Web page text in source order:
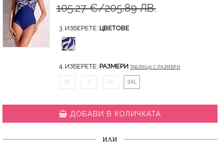
105.27 €/205.89 ЛВ.
3. ИЗБЕРЕТЕ: ЦВЕТОВЕ
4. ИЗБЕРЕТЕ: РАЗМЕРИ ТАБЛИЦА С РАЗМЕРИ
M L XL 2XL
ДОБАВИ В КОЛИЧКАТА
ИЛИ